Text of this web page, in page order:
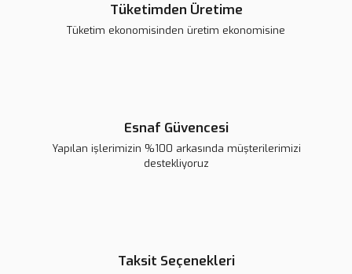
Tüketimden Üretime
Tüketim ekonomisinden üretim ekonomisine
Esnaf Güvencesi
Yapılan işlerimizin %100 arkasında müşterilerimizi
destekliyoruz
Taksit Seçenekleri